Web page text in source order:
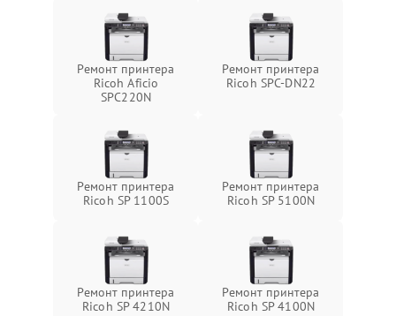
Ремонт принтера
Ricoh Aficio
SPC220N
Ремонт принтера
Ricoh SPC-DN22
Ремонт принтера
Ricoh SP 1100S
Ремонт принтера
Ricoh SP 5100N
Ремонт принтера
Ricoh SP 4210N
Ремонт принтера
Ricoh SP 4100N